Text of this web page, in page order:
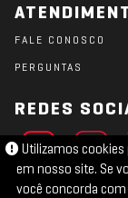
FALE CONOSCO
PERGUNTAS
REDES
Utilizamos cookies
em nosso site. Se
você concorda com